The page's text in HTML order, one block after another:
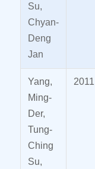
Su,
Chyan-
Deng
Jan
Yang,
Ming-
Der,
Tung-
Ching
Su,
2011